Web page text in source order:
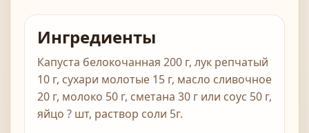
Ингредиенты
Капуста белокочанная 200 г, лук репчатый
10 г, сухари молотые 15 г, масло сливочное
20 г, молоко 50 г, сметана 30 г или соус 50 г,
яйцо ? шт, раствор соли 5г.